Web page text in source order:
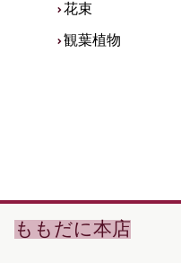
花束
観葉植物
ももだに本店